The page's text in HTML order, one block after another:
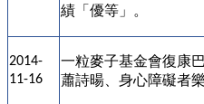
績「優等」。
2014-
11-16
一粒麥子基金會復康
蕭詩暘、身心障礙者